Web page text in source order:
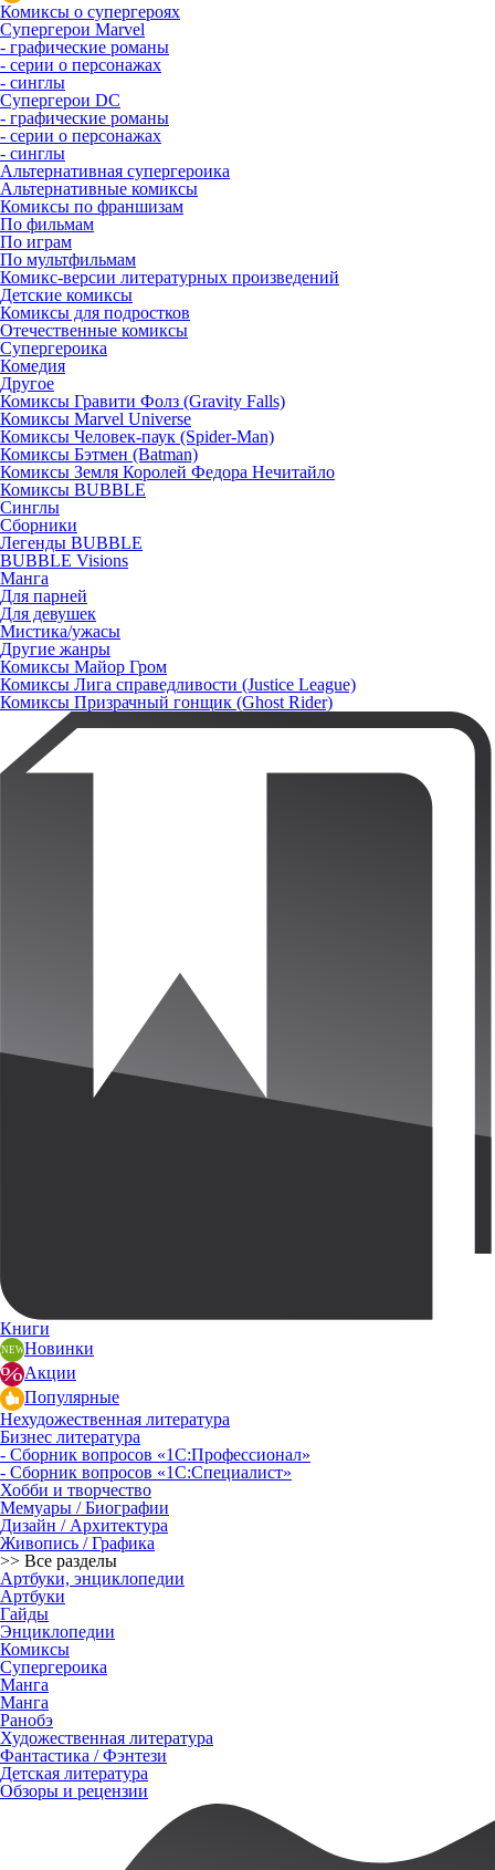
Комиксы о супергероях
Супергерои Marvel
- графические романы
- серии о персонажах
- синглы
Супергерои DC
- графические романы
- серии о персонажах
- синглы
Альтернативная супергероика
Альтернативные комиксы
Комиксы по франшизам
По фильмам
По играм
По мультфильмам
Комикс-версии литературных произведений
Детские комиксы
Комиксы для подростков
Отечественные комиксы
Супергероика
Комедия
Другое
Комиксы Гравити Фолз (Gravity Falls)
Комиксы Marvel Universe
Комиксы Человек-паук (Spider-Man)
Комиксы Бэтмен (Batman)
Комиксы Земля Королей Федора Нечитайло
Комиксы BUBBLE
Синглы
Сборники
Легенды BUBBLE
BUBBLE Visions
Манга
Для парней
Для девушек
Мистика/ужасы
Другие жанры
Комиксы Майор Гром
Комиксы Лига справедливости (Justice League)
Комиксы Призрачный гонщик (Ghost Rider)
Книги
Новинки
Акции
Популярные
Нехудожественная литература
Бизнес литература
- Сборник вопросов «1С:Профессионал»
- Сборник вопросов «1С:Специалист»
Хобби и творчество
Мемуары / Биографии
Дизайн / Архитектура
Живопись / Графика
>> Все разделы
Артбуки, энциклопедии
Артбуки
Гайды
Энциклопедии
Комиксы
Супергероика
Манга
Манга
Ранобэ
Художественная литература
Фантастика / Фэнтези
Детская литература
Обзоры и рецензии